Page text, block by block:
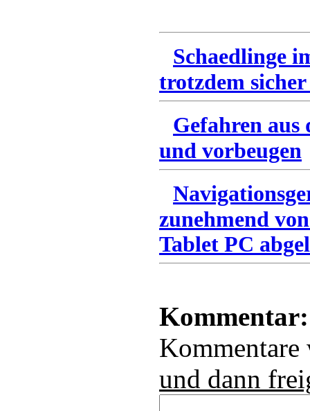
Schaedlinge
trotzdem
Gefahren
und vorbeugen
zunehmend
Tablet PC
Kommentar:
und dann